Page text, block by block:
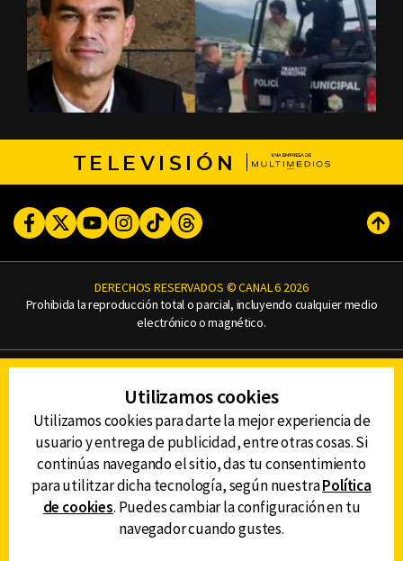
TELEVISIÓN
FacebookTwitterYoutubeInstagram
TikTokThreads
DERECHOS RESERVADOS © CANAL 6 2026
Prohibida la reproducción total o parcial, incluyendo cualquier medio
electrónico o magnético.
AVISO DE PRIVACIDAD
DEFENSORÍA DE LAS AUDIENCIAS
DESCARGA LA APP DE CANAL 6
Utilizamos cookies
Utilizamos cookies para darte la mejor experiencia de
usuario y entrega de publicidad, entre otras cosas. Si
continúas navegando el sitio, das tu consentimiento
para utilitzar dicha tecnología, según nuestraPolítica
de cookies. Puedes cambiar la configuración en tu
navegador cuando gustes.